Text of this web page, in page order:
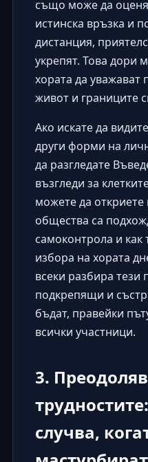
също може да
истинска връзка и
дистанция,
укрепят. Това дори
хората да
живот и границите
Ако искате да
други форми на
да разгледате
възгледи за
можете да откриете
общества са
самоконтрола и как
избора на хората
всеки разбира тези
подкрепящи и
бъдат, правейки
всички участници.
3.
случва,